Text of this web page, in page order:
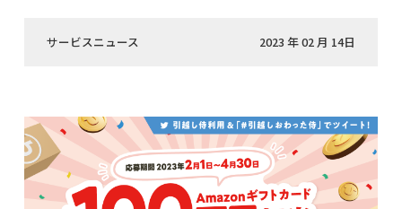
サービスニュース 2023 年 02 月 14日